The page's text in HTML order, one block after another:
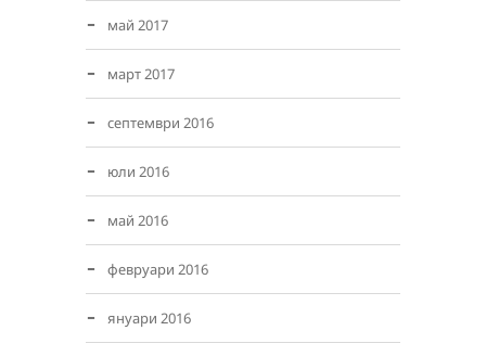
май 2017
март 2017
септември 2016
юли 2016
май 2016
февруари 2016
януари 2016